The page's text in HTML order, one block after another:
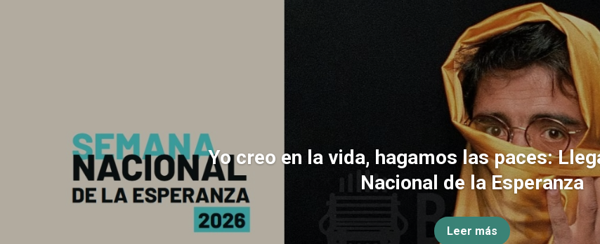
Yo creo en la vida, hagamos las paces:
Nacional de la Esperanza
Leer más